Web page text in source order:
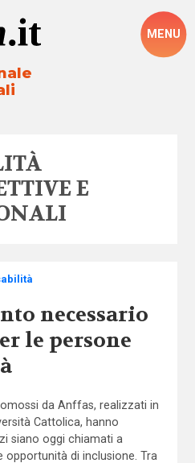
MENU
E
necessario
le persone
da Anffas, realizzati in
Cattolica, hanno
siano oggi chiamati a
di inclusione. Tra